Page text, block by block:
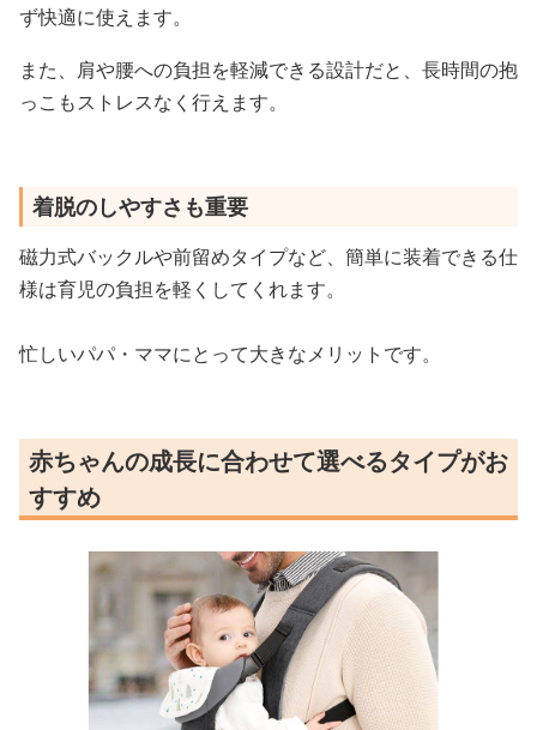
ず快適に使えます。
また、肩や腰への負担を軽減できる設計だと、長時間の抱
っこもストレスなく行えます。
着脱のしやすさも重要
磁力式バックルや前留めタイプなど、簡単に装着できる仕
様は育児の負担を軽くしてくれます。
忙しいパパ・ママにとって大きなメリットです。
赤ちゃんの成長に合わせて選べるタイプがお
すすめ